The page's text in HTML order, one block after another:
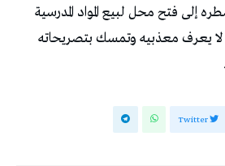
إلی فتح محل لبیع المواد المدرسیة
لا یعرف معذبیه وتمسك بتصریحاته
Twitter